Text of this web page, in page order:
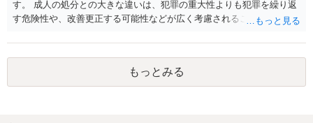
す。 成人の処分との大きな違いは、犯罪の重大性よりも犯罪を繰り返
す危険性や、改善更正する可能性などが広く考慮されることです。 そ
年とされ、犯罪を犯していなくとも、不良交友等が原因で、保護観察
や少年院送致される可能性もあります。 本件生活状況が分かりません
ので、適切なアドバイスがしにくいのですが、通常初犯の自転車窃盗
で生活環境が整っていれば、審判不開始か不処分となる可能性はあり
もっとみる